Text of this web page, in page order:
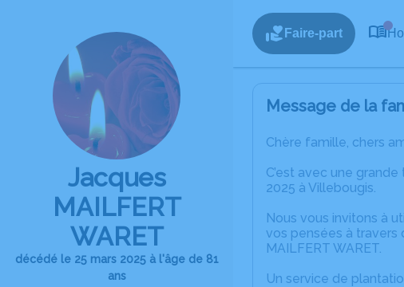
Jacques
MAILFERT
WARET
décédé le 25 mars 2025 à l'âge de 81
ans
Faire-part
Message de la
Chère famille, chers
C’est avec une
2025 à Villebougis.
Nous vous invitons à
vos pensées à travers
MAILFERT WARET.
Un service de